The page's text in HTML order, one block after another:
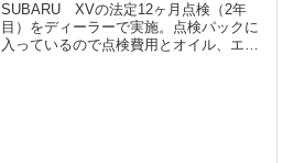
SUBARU XVの法定12ヶ月点検（2年
目）をディーラーで実施。点検パックに
入っているので点検費用とオイル、エレ